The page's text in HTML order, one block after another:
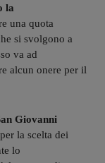
la
una quota
si svolgono a
va ad
alcun onere per il
Giovanni
la scelta dei
lo